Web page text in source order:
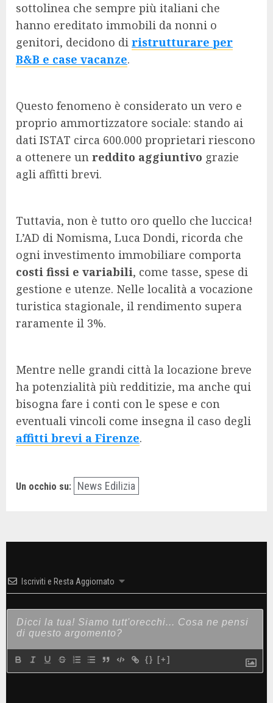
sottolinea che sempre più italiani che
hanno ereditato immobili da nonni o
genitori, decidono di ristrutturare per
B&B e case vacanze.
Questo fenomeno è considerato un vero e
proprio ammortizzatore sociale: stando ai
dati ISTAT circa 600.000 proprietari riescono
a ottenere un reddito aggiuntivo grazie
agli affitti brevi.
Tuttavia, non è tutto oro quello che luccica!
L’AD di Nomisma, Luca Dondi, ricorda che
ogni investimento immobiliare comporta
costi fissi e variabili, come tasse, spese di
gestione e utenze. Nelle località a vocazione
turistica stagionale, il rendimento supera
raramente il 3%.
Mentre nelle grandi città la locazione breve
ha potenzialità più redditizie, ma anche qui
bisogna fare i conti con le spese e con
eventuali vincoli come insegna il caso degli
affitti brevi a Firenze.
Un occhio su: News Edilizia
Iscriviti e Resta Aggiornato
{} [+]